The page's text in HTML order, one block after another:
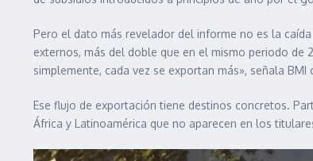
Pero el dato más revelador del informe no es la
externos, más del doble que en el mismo periodo de
simplemente, cada vez se exportan más», señala
Ese flujo de exportación tiene destinos concretos.
África y Latinoamérica que no aparecen en los